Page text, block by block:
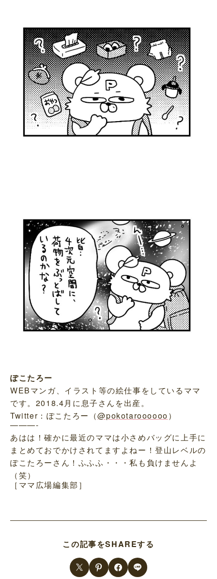
ぽこたろー
WEBマンガ、イラスト等の絵仕事をしているママ
です。2018.4月に息子さんを出産。
Twitter：ぽこたろー（@pokotaroooooo）
———-
あはは！確かに最近のママは小さめバッグに上手に
まとめておでかけされてますよねー！登山レベルの
ぽこたろーさん！ふふふ・・・私も負けませんよ
（笑）
［ママ広場編集部］
この記事をSHAREする